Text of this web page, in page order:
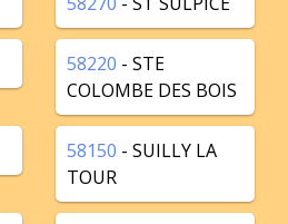
58220 - STE
COLOMBE DES BOIS
58150 - SUILLY LA
TOUR